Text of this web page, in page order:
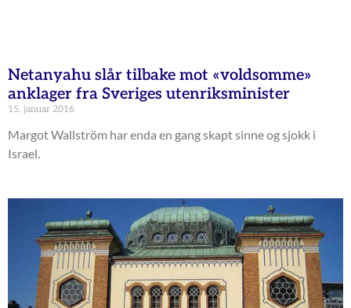
Netanyahu slår tilbake mot «voldsomme»
anklager fra Sveriges utenriksminister
15. januar 2016
Margot Wallström har enda en gang skapt sinne og sjokk i
Israel.